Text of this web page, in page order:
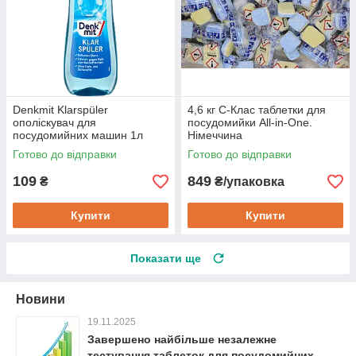
Denkmit Klarspüler
ополіскувач для
посудомийних машин 1л
Готово до відправки
109 ₴
Купити
4,6 кг С-Клас таблетки для
посудомийки All-in-One.
Німеччина
Готово до відправки
849 ₴/упаковка
Купити
Показати ще
Новини
19.11.2025
Завершено найбільше незалежне